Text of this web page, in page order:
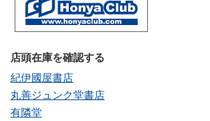
店頭在庫を確認する
紀伊國屋書店
丸善ジュンク堂書店
有隣堂